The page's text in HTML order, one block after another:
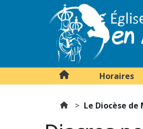
Horaires
Le Diocèse